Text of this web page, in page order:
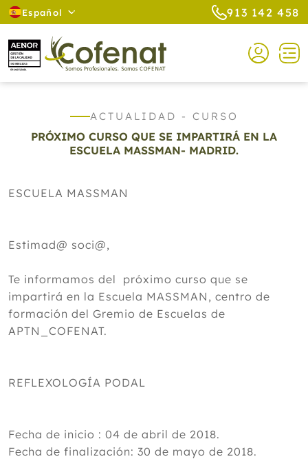
Español 913 142 458
ACTUALIDAD - CURSO
PRÓXIMO CURSO QUE SE IMPARTIRÁ EN LA
ESCUELA MASSMAN- MADRID.
ESCUELA MASSMAN
Estimad@ soci@,
Te informamos del próximo curso que se
impartirá en la Escuela MASSMAN, centro de
formación del Gremio de Escuelas de
APTN_COFENAT.
REFLEXOLOGÍA PODAL
Fecha de inicio : 04 de abril de 2018.
Fecha de finalización: 30 de mayo de 2018.